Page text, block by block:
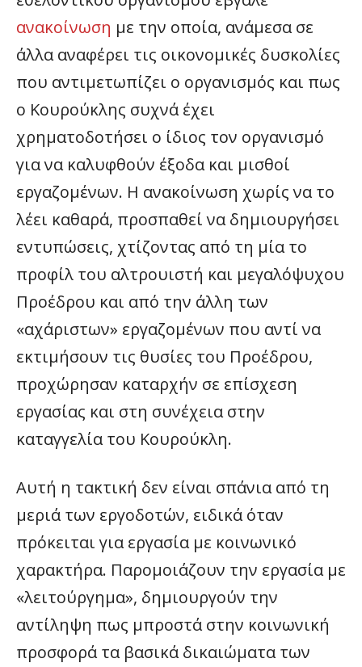
ανακοίνωση με την οποία, ανάμεσα σε
άλλα αναφέρει τις οικονομικές δυσκολίες
που αντιμετωπίζει ο οργανισμός και πως
ο Κουρούκλης συχνά έχει
χρηματοδοτήσει ο ίδιος τον οργανισμό
για να καλυφθούν έξοδα και μισθοί
εργαζομένων. Η ανακοίνωση χωρίς να το
λέει καθαρά, προσπαθεί να δημιουργήσει
εντυπώσεις, χτίζοντας από τη μία το
προφίλ του αλτρουιστή και μεγαλόψυχου
Προέδρου και από την άλλη των
«αχάριστων» εργαζομένων που αντί να
εκτιμήσουν τις θυσίες του Προέδρου,
προχώρησαν καταρχήν σε επίσχεση
εργασίας και στη συνέχεια στην
καταγγελία του Κουρούκλη.
Αυτή η τακτική δεν είναι σπάνια από τη
μεριά των εργοδοτών, ειδικά όταν
πρόκειται για εργασία με κοινωνικό
χαρακτήρα. Παρομοιάζουν την εργασία με
«λειτούργημα», δημιουργούν την
αντίληψη πως μπροστά στην κοινωνική
προσφορά τα βασικά δικαιώματα των